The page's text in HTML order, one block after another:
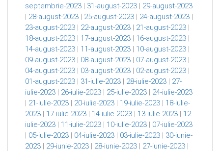
septembrie-2023 | 31-august-2023 | 29-august-2023
| 28-august-2023 | 25-august-2023 | 24-august-2023 |
23-august-2023 | 22-august-2023 | 21-august-2023 |
18-august-2023 | 17-august-2023 | 16-august-2023 |
14-august-2023 | 11-august-2023 | 10-august-2023 |
09-august-2023 | 08-august-2023 | 07-august-2023 |
04-august-2023 | 03-august-2023 | 02-august-2023 |
01-august-2023 | 31-iulie-2023 | 28-iulie-2023 | 27-
iulie-2023 | 26-iulie-2023 | 25-iulie-2023 | 24-iulie-2023
| 21-iulie-2023 | 20-iulie-2023 | 19-iulie-2023 | 18-iulie-
2023 | 17-iulie-2023 | 14-iulie-2023 | 13-iulie-2023 | 12-
iulie-2023 | 11-iulie-2023 | 10-iulie-2023 | 07-iulie-2023
| 05-iulie-2023 | 04-iulie-2023 | 03-iulie-2023 | 30-iunie-
2023 | 29-iunie-2023 | 28-iunie-2023 | 27-iunie-2023 |